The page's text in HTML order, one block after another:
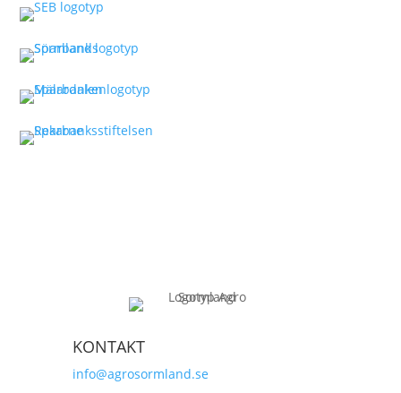
KONTAKT
info@agrosormland.se